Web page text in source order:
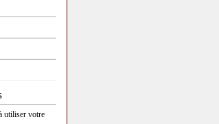
utiliser votre